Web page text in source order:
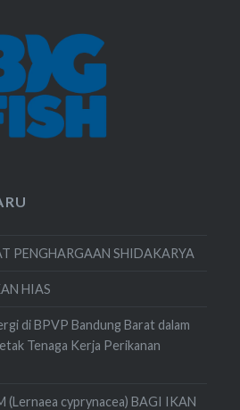
PENGHARGAAN SHIDAKARYA
HIAS
di BPVP Bandung Barat dalam
Tenaga Kerja Perikanan
(Lernaea cyprynacea) BAGI IKAN